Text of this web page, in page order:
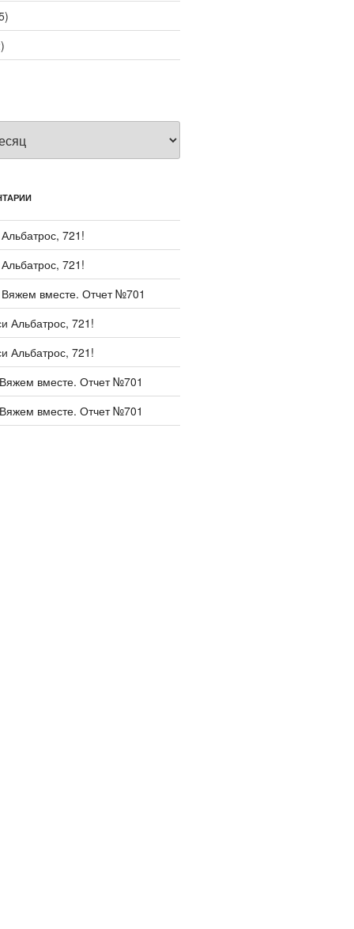
Альбатрос, 721!
Альбатрос, 721!
Вяжем вместе. Отчет №701
Альбатрос, 721!
Альбатрос, 721!
вместе. Отчет №701
вместе. Отчет №701